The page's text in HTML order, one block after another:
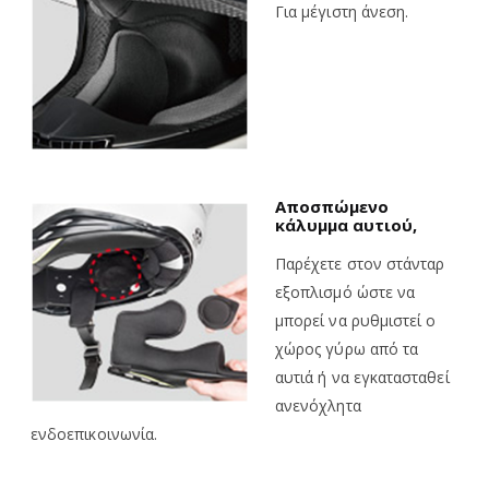
Για μέγιστη άνεση.
Αποσπώμενο
κάλυμμα αυτιού,
Παρέχετε στον στάνταρ
εξοπλισμό ώστε να
μπορεί να ρυθμιστεί ο
χώρος γύρω από τα
αυτιά ή να εγκατασταθεί
ανενόχλητα
ενδοεπικοινωνία.